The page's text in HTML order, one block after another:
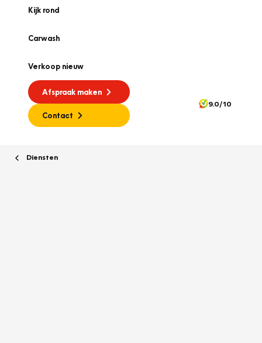
Kijk rond
Carwash
Verkoop nieuw
Afspraak maken
Contact
9.0/10
Diensten